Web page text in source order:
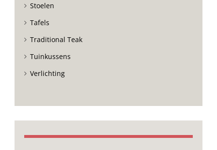
Stoelen
Tafels
Traditional Teak
Tuinkussens
Verlichting